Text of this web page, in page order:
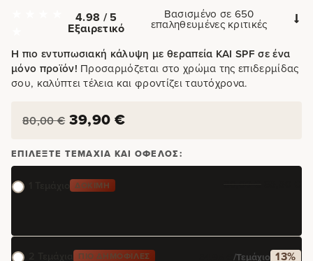
4.98 / 5
Εξαιρετικό
Βασισμένο σε 650
επαληθευμένες κριτικές
Η πιο εντυπωσιακή κάλυψη με θεραπεία ΚΑΙ SPF σε ένα
μόνο προϊόν! Προσαρμόζεται στο χρώμα της επιδερμίδας
σου, καλύπτει τέλεια και φροντίζει ταυτόχρονα.
80,00€ 39,90 €
ΕΠΙΛΈΞΤΕ ΤΕΜΆΧΙΑ ΚΑΙ ΌΦΕΛΟΣ:
ΔΟΚΙΜΉ
ΠΙΟ ΔΗΜΟΦΙΛΈΣ €/τεμάχιο 13%